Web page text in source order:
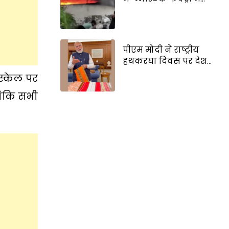
पर
सभी
पीएम मोदी ने राष्ट्रीय
हथकरघा दिवस पर देश